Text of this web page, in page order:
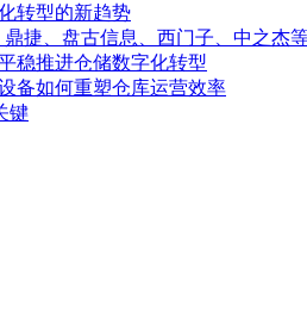
转型的新趋势
捷、盘古信息、西门子、中之杰
稳推进仓储数字化转型
备如何重塑仓库运营效率
键